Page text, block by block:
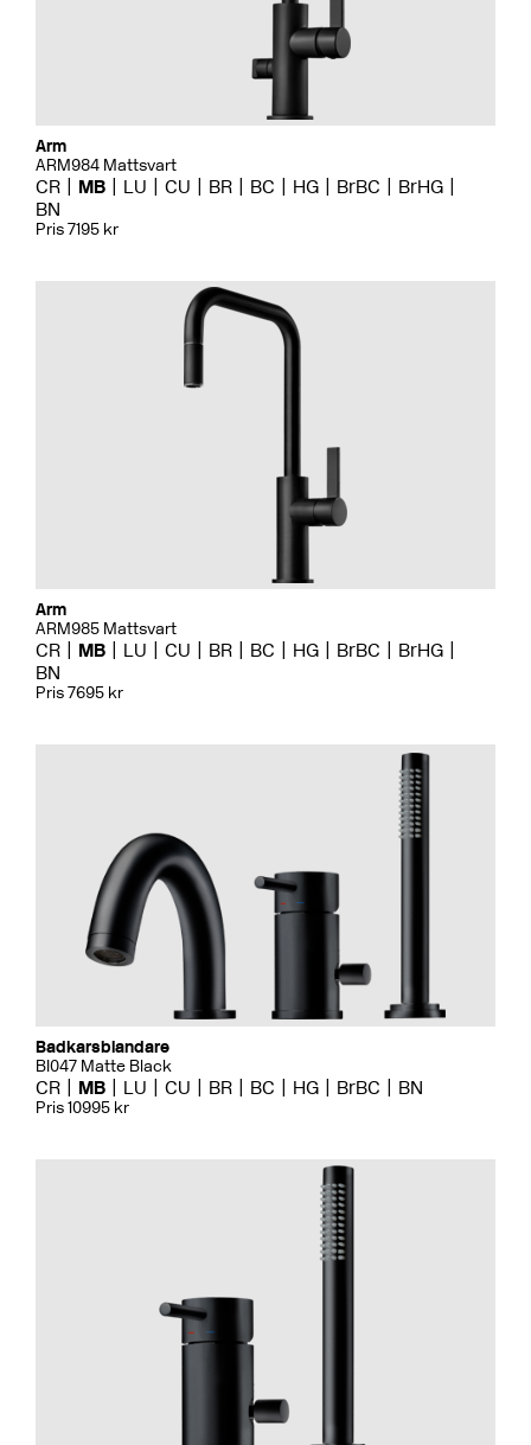
Arm
ARM984 Mattsvart
CR MB LU CU BR BC HG BrBC
BrHG
BN
Pris 7195 kr
Arm
ARM985 Mattsvart
CR MB LU CU BR BC HG BrBC
BrHG
BN
Pris 7695 kr
Badkarsblandare
BI047 Matte Black
CR MB LU CU BR BC HG BrBC BN
Pris 10995 kr